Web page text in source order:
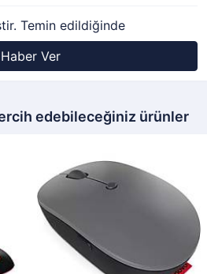
Temin edildiğinde
Haber Ver
edebileceğiniz ürünler